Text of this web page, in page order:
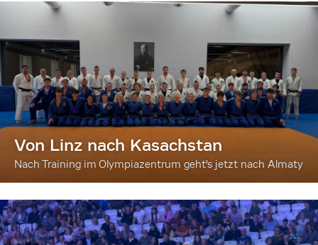
Von Linz nach Kasachstan
Nach Training im Olympiazentrum geht's jetzt nach Almaty